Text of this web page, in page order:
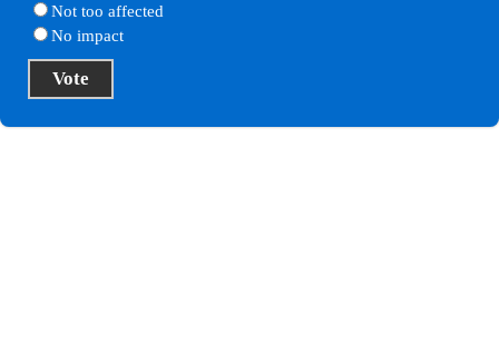
Not too affected
No impact